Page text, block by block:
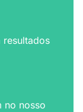
resultados
no nosso